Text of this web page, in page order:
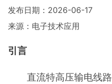
发布日期：2026-06-17
来源：电子技术应用
引言
直流特高压输电线